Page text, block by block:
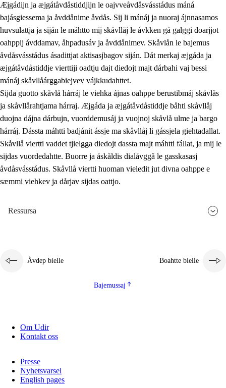
3. Prinsihpa skåvlå dåjmajda
3.1 Sebrudahtte oahppambirás
3.2 Åhpadibme ja hiebadum åhpadus
3.3 Aktisasjbarggo sijda ja skåvlå gaskan
3.4 Åhpadus åhpadusvidnudagán ja barggoiellemin
Profesjåvnåaktisasjvuohta ja skåvllååvddånibme
Æjgádijn ja æjgátåvdåstiddjijn le oajvveåvdåsvásstádus máná
bajásgiessema ja åvddånime åvdås. Sij li mánáj ja nuoraj ájnnasamos
huvsulattja ja siján le máhtto mij skåvllåj le ávkken gå galggi doarjjot
oahppij ávddamav, åhpadusáv ja åvddånimev. Skåvlån le bajemus
åvdåsvásstádus ásadittjat aktisasjbagov siján. Dát merkaj æjgáda ja
æjgátåvdåstiddje vierttiji oadtju dajt diedojt majt dárbahi vaj bessi
mánáj skåvllåárggabiejvev vájkkudahttet.
Sijda guotto skåvlå hárráj le viehka ájnas oahppe berustibmáj skåvlås
ja skåvllårahtjama hárraj. Æjgáda ja æjgátåvdåstiddje båhti skåvllåj
duojna dájna dárbujn, vuorddemusáj ja vuojnoj skåvlå ulme ja bargo
hárráj. Dássta máhtti badjánit ássje ma skåvllåj li gássjela giehtadallat.
Skåvllå viertti vaddet tjielgga diedojt dassta majt máhtti fállat, ja mij le
sijdas vuordedahtte. Buorre ja åskåldis dialåvggå le gasskasasj
åvdåsvásstádus. Skåvllå viertti huoman vieledit jut divna oahppe e
sæmmi viehkev ja dårjav sijdas oattjo.
Ressursa
Åvdep bielle Boahtte bielle
Bajemussaj
Om Udir
Kontakt oss
Presse
Nyhetsvarsel
English pages